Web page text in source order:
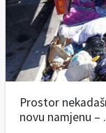
Prostor
novu namjenu –